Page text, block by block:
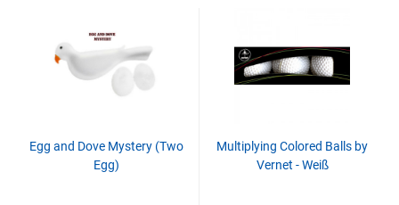
Egg and Dove Mystery (Two
Egg)
Multiplying Colored Balls by
Vernet - Weiß